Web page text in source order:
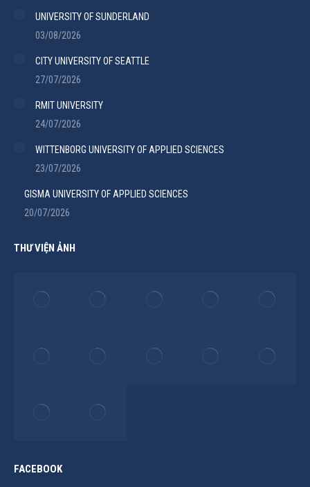
UNIVERSITY OF SUNDERLAND
03/08/2026
CITY UNIVERSITY OF SEATTLE
27/07/2026
RMIT UNIVERSITY
24/07/2026
WITTENBORG UNIVERSITY OF APPLIED SCIENCES
23/07/2026
GISMA UNIVERSITY OF APPLIED SCIENCES
20/07/2026
THƯ VIỆN ẢNH
FACEBOOK